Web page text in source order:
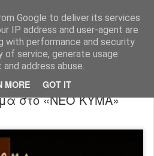
Google to deliver its services
IP address and user-agent are
with performance and security
service, generate usage
address abuse.
MORE GOT IT
Sites
Συναυλία
στο «ΝΕΟ ΚΥΜΑ»